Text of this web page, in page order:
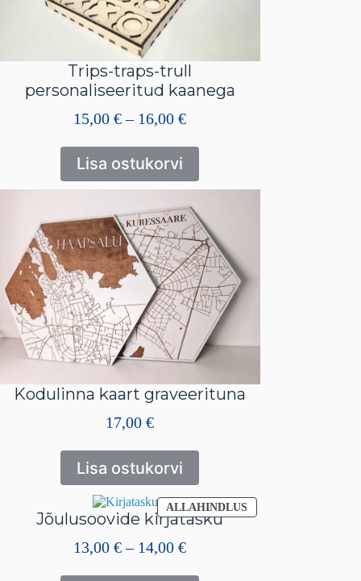
Trips-traps-trull
personaliseeritud kaanega
15,00€ – 16,00€Hinnavahemik:
kuni
Lisa ostukorvi
Kodulinna kaart graveerituna
17,00€
Lisa ostukorvi
ALLAHINDLUSSOODUSMÜÜGIS
TOODE
Jõulusoovide kirjatasku
13,00€ – 14,00€Hinnavahemik: